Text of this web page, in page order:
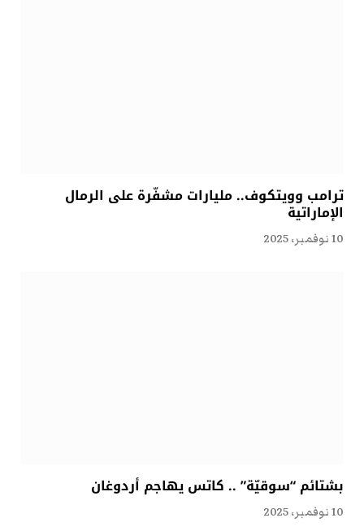
ترامب وويتكوف.. مليارات مشفّرة على الرمال
الإماراتية
10 نوفمبر، 2025
بشتائم “سوقيّة” .. كاتس يهاجم أردوغان
10 نوفمبر، 2025